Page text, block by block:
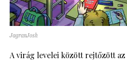
JagranJosh
A virág levelei között rejtőzött